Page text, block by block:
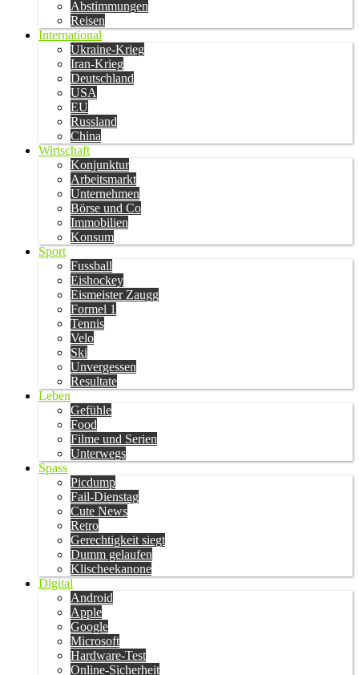
Abstimmungen
Reisen
International
Ukraine-Krieg
Iran-Krieg
Deutschland
USA
EU
Russland
China
Wirtschaft
Konjunktur
Arbeitsmarkt
Unternehmen
Börse und Co
Immobilien
Konsum
Sport
Fussball
Eishockey
Eismeister Zaugg
Formel 1
Tennis
Velo
Ski
Unvergessen
Resultate
Leben
Gefühle
Food
Filme und Serien
Unterwegs
Spass
Picdump
Fail-Dienstag
Cute News
Retro
Gerechtigkeit siegt
Dumm gelaufen
Klischeekanone
Digital
Android
Apple
Google
Microsoft
Hardware-Test
Online-Sicherheit